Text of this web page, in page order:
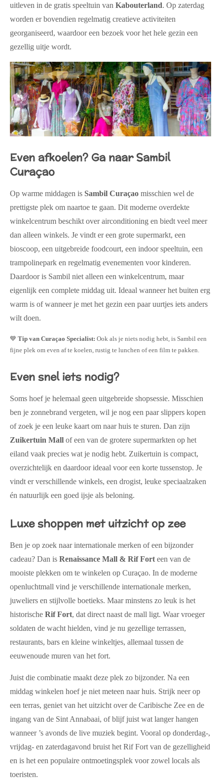
uitleven in de gratis speeltuin van Kabouterland. Op zaterdag
worden er bovendien regelmatig creatieve activiteiten
georganiseerd, waardoor een bezoek voor het hele gezin een
gezellig uitje wordt.
Even afkoelen? Ga naar Sambil
Curaçao
Op warme middagen is Sambil Curaçao misschien wel de
prettigste plek om naartoe te gaan. Dit moderne overdekte
winkelcentrum beschikt over airconditioning en biedt veel meer
dan alleen winkels. Je vindt er een grote supermarkt, een
bioscoop, een uitgebreide foodcourt, een indoor speeltuin, een
trampolinepark en regelmatig evenementen voor kinderen.
Daardoor is Sambil niet alleen een winkelcentrum, maar
eigenlijk een complete middag uit. Ideaal wanneer het buiten erg
warm is of wanneer je met het gezin een paar uurtjes iets anders
wilt doen.
💙 Tip van Curaçao Specialist: Ook als je niets nodig hebt, is Sambil een
fijne plek om even af te koelen, rustig te lunchen of een film te pakken.
Even snel iets nodig?
Soms hoef je helemaal geen uitgebreide shopsessie. Misschien
ben je zonnebrand vergeten, wil je nog een paar slippers kopen
of zoek je een leuke kaart om naar huis te sturen. Dan zijn
Zuikertuin Mall of een van de grotere supermarkten op het
eiland vaak precies wat je nodig hebt. Zuikertuin is compact,
overzichtelijk en daardoor ideaal voor een korte tussenstop. Je
vindt er verschillende winkels, een drogist, leuke speciaalzaken
én natuurlijk een goed ijsje als beloning.
Luxe shoppen met uitzicht op zee
Ben je op zoek naar internationale merken of een bijzonder
cadeau? Dan is Renaissance Mall & Rif Fort een van de
mooiste plekken om te winkelen op Curaçao. In de moderne
openluchtmall vind je verschillende internationale merken,
juweliers en stijlvolle boetieks. Maar minstens zo leuk is het
historische Rif Fort, dat direct naast de mall ligt. Waar vroeger
soldaten de wacht hielden, vind je nu gezellige terrassen,
restaurants, bars en kleine winkeltjes, allemaal tussen de
eeuwenoude muren van het fort.
Juist die combinatie maakt deze plek zo bijzonder. Na een
middag winkelen hoef je niet meteen naar huis. Strijk neer op
een terras, geniet van het uitzicht over de Caribische Zee en de
ingang van de Sint Annabaai, of blijf juist wat langer hangen
wanneer ’s avonds de live muziek begint. Vooral op donderdag-,
vrijdag- en zaterdagavond bruist het Rif Fort van de gezelligheid
en is het een populaire ontmoetingsplek voor zowel locals als
toeristen.